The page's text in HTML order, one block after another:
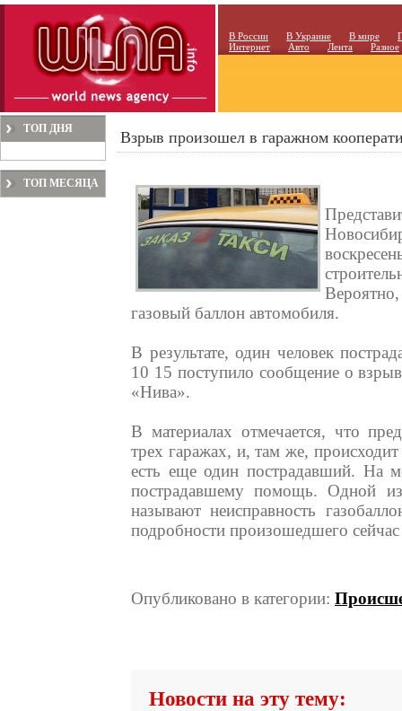
В России В Украине В мире
Интернет
Авто Лента Разное
ТОП ДНЯ
ТОП МЕСЯЦА
Взрыв произошел в гаражном
газовый баллон автомобиля.
В результате, один человек
10 15 поступило сообщение о
«Нива».
В материалах отмечается, что
трех гаражах, и, там же,
есть еще один пострадавший. На
пострадавшему помощь. Одной
называют неисправность
подробности произошедшего сейчас
Опубликовано в категории:
Новости на эту тему: